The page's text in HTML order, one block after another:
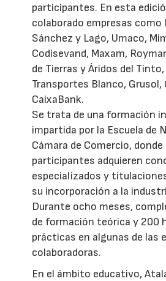
participantes. En esta
colaborado empresas como
Sánchez y Lago, Umaco,
Codisevand, Maxam,
de Tierras y Áridos del
Transportes Blanco, Grusol,
CaixaBank.
Se trata de una formación
impartida por la Escuela de
Cámara de Comercio, donde
participantes adquieren
especializados y
su incorporación a la
Durante ocho meses,
de formación teórica y 200
prácticas en algunas de las
colaboradoras.
En el ámbito educativo,